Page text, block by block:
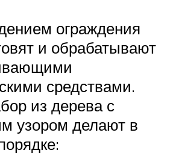
ограждения
и обрабатывают
средствами.
из дерева с
узором делают в